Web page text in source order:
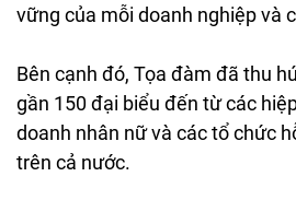
vững của mỗi doanh nghiệp và
Bên cạnh đó, Tọa đàm đã thu
gần 150 đại biểu đến từ các
doanh nhân nữ và các tổ chức
trên cả nước.